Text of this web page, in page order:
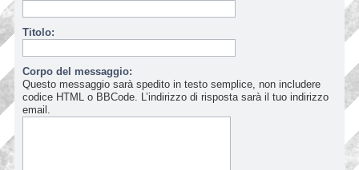
Titolo:
Corpo del messaggio:
Questo messaggio sarà spedito in testo semplice, non includere
codice HTML o BBCode. L’indirizzo di risposta sarà il tuo indirizzo
email.